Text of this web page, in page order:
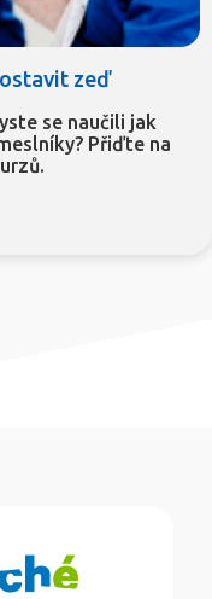
zeď
se naučili jak
Přiďte na